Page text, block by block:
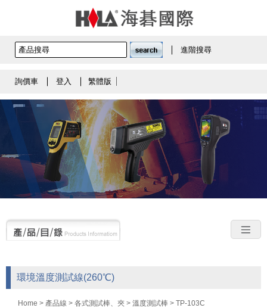
進階搜尋
詢價車 登入 繁體版
環境溫度測試線(260℃)
Home > 產品線 > 各式測試棒、夾 > 溫度測試棒 > TP-103C